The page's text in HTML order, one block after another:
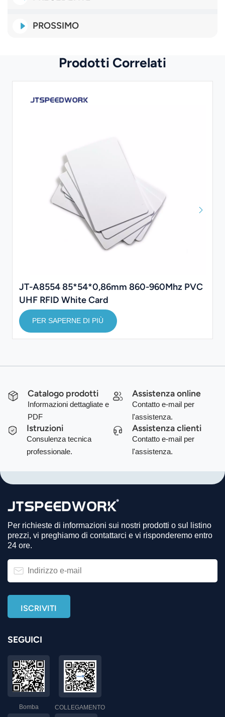
PROSSIMO
Prodotti Correlati
JT-A8554 85*54*0,86mm 860-960Mhz PVC
UHF RFID White Card
PER SAPERNE DI PIÙ
Catalogo prodotti
Informazioni dettagliate e
PDF
Assistenza online
Contatto e-mail per
l'assistenza.
Istruzioni
Consulenza tecnica
professionale.
Assistenza clienti
Contatto e-mail per
l'assistenza.
Per richieste di informazioni sui nostri prodotti o sul listino
prezzi, vi preghiamo di contattarci e vi risponderemo entro
24 ore.
SEGUICI
Bomba COLLEGAMENTO